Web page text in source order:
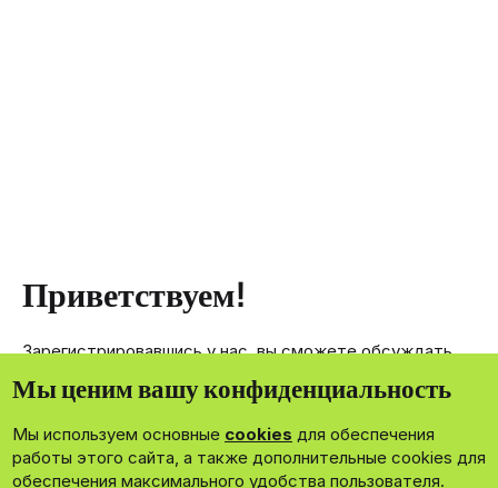
Приветствуем!
Зарегистрировавшись у нас, вы сможете обсуждать,
членам нашего сообщества.
Зарегистрироваться сейчас!
Мы ценим вашу конфиденциальность
Мы используем основные cookies для обеспечения
работы этого сайта, а также дополнительные cookies для
обеспечения максимального удобства пользователя.